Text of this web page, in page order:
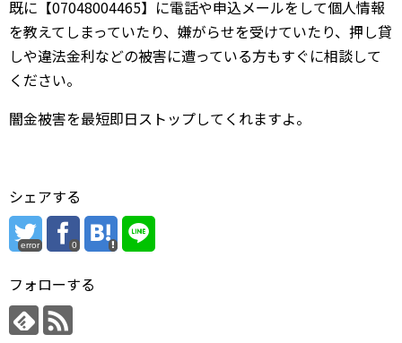
既に【07048004465】に電話や申込メールをして個人情報
を教えてしまっていたり、嫌がらせを受けていたり、押し貸
しや違法金利などの被害に遭っている方もすぐに相談して
ください。
闇金被害を最短即日ストップしてくれますよ。
シェアする
error 0
フォローする